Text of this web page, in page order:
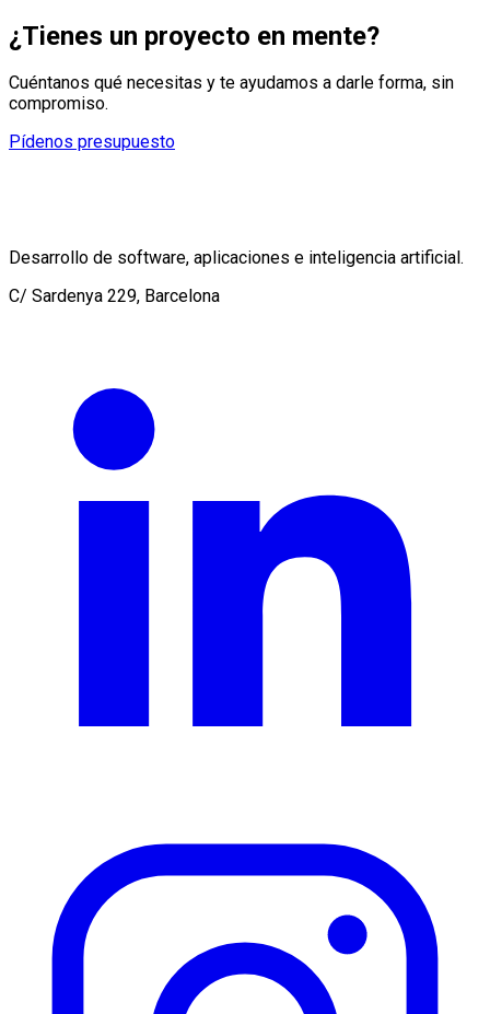
¿Tienes un proyecto en mente?
Cuéntanos qué necesitas y te ayudamos a darle forma, sin
compromiso.
Pídenos presupuesto
Desarrollo de software, aplicaciones e inteligencia artificial.
C/ Sardenya 229, Barcelona